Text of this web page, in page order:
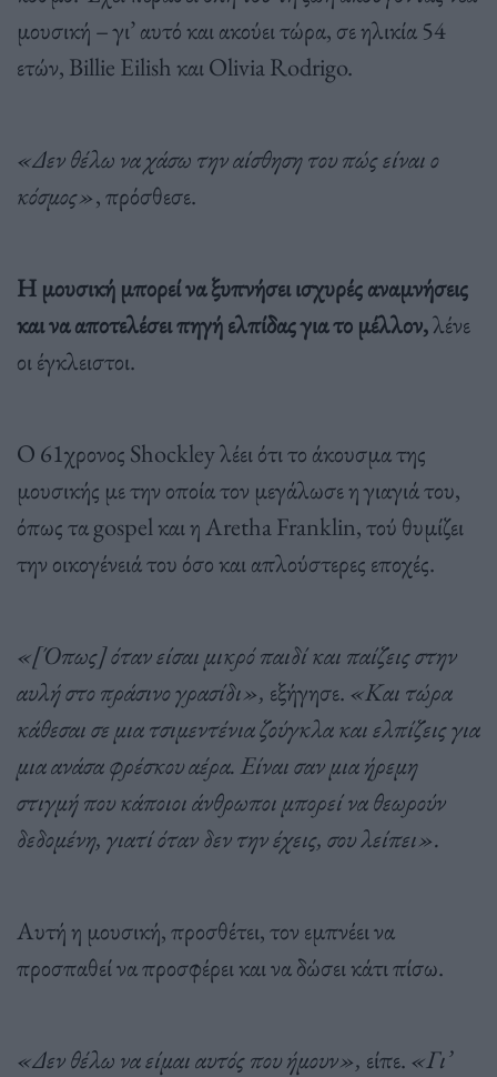
μουσική – γι’ αυτό και ακούει τώρα, σε ηλικία 54
ετών, Billie Eilish και Olivia Rodrigo.
«Δεν θέλω να χάσω την αίσθηση του πώς είναι ο
κόσμος», πρόσθεσε.
Η μουσική μπορεί να ξυπνήσει ισχυρές αναμνήσεις
και να αποτελέσει πηγή ελπίδας για το μέλλον,λένε
οι έγκλειστοι.
Ο 61χρονος Shockley λέει ότι το άκουσμα της
μουσικής με την οποία τον μεγάλωσε η γιαγιά του,
όπως τα gospel και η Aretha Franklin, τού θυμίζει
την οικογένειά του όσο και απλούστερες εποχές.
«[Όπως] όταν είσαι μικρό παιδί και παίζεις στην
αυλή στο πράσινο γρασίδι», εξήγησε. «Και τώρα
κάθεσαι σε μια τσιμεντένια ζούγκλα και ελπίζεις για
μια ανάσα φρέσκου αέρα. Είναι σαν μια ήρεμη
στιγμή που κάποιοι άνθρωποι μπορεί να θεωρούν
δεδομένη, γιατί όταν δεν την έχεις, σου λείπει».
Αυτή η μουσική, προσθέτει, τον εμπνέει να
προσπαθεί να προσφέρει και να δώσει κάτι πίσω.
«Δεν θέλω να είμαι αυτός που ήμουν», είπε. «Γι’